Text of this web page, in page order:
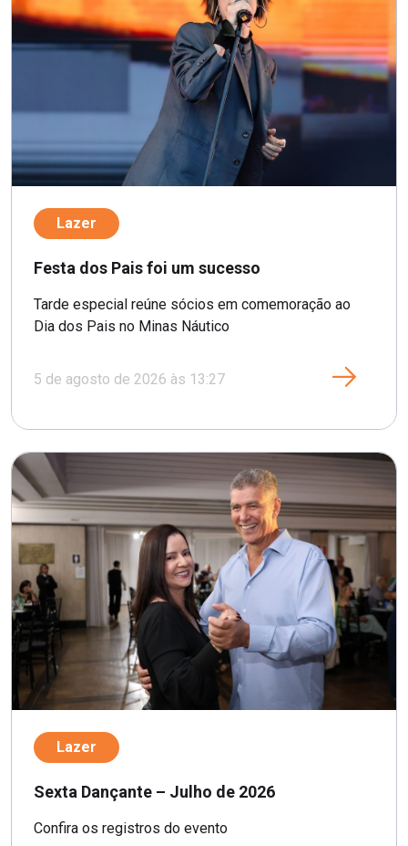
Lazer
Festa dos Pais foi um sucesso
Tarde especial reúne sócios em comemoração ao
Dia dos Pais no Minas Náutico
5 de agosto de 2026 às 13:27
Lazer
Sexta Dançante – Julho de 2026
Confira os registros do evento